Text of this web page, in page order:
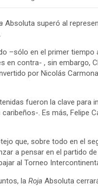
Absoluta superó al
–sólo en el primer
en contra- , sin embargo,
por Nicolás
fueron la clave para
. Es más, Felipe
que, sobre todo en el
a pensar en el partido
al Torneo
la Roja Absoluta